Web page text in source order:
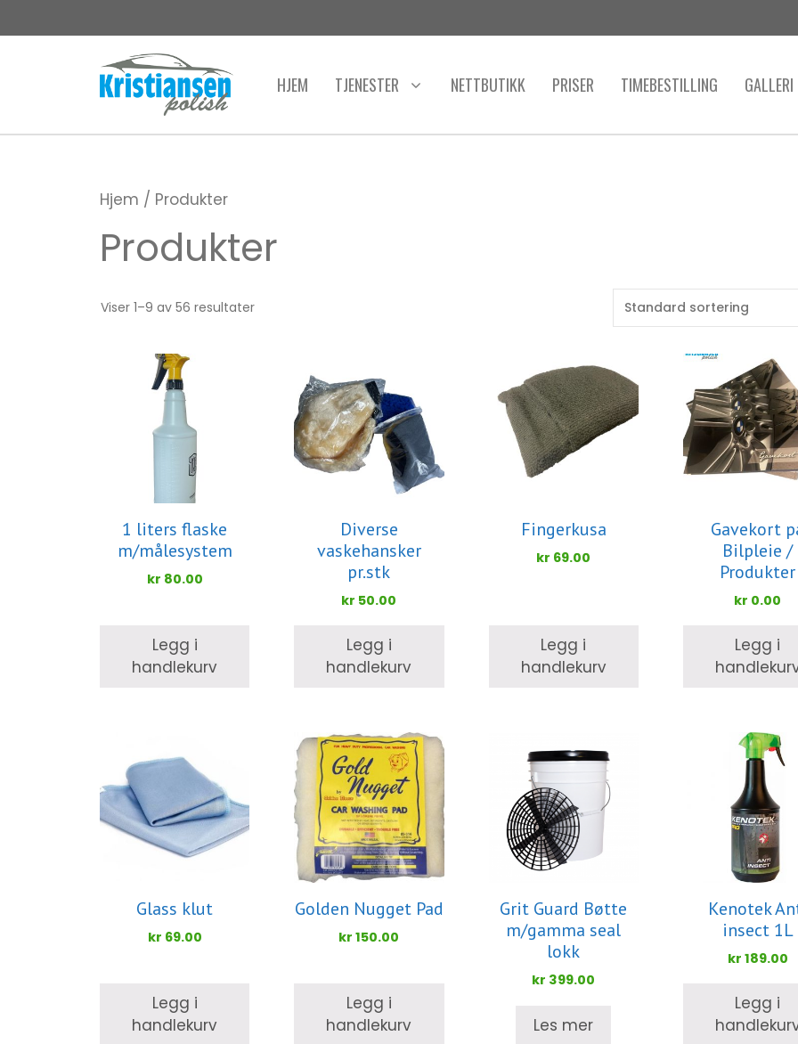
til
HJEM TJENESTER NETTBUTIKK PRISER TIMEBESTILLING GALLERI
Hjem / Produkter
Produkter
Viser 1–9 av 56 resultater
1 liters flaske
m/målesystem
kr 80.00
Legg i
handlekurv
Diverse
vaskehansker
pr.stk
kr 50.00
Legg i
handlekurv
Fingerkusa
kr 69.00
Legg i
handlekurv
Gavekort
Bilpleie /
Produkter
kr 0.00
Legg i
Glass klut
kr 69.00
Legg i
handlekurv
Golden Nugget Pad
kr 150.00
Legg i
handlekurv
Grit Guard Bøtte
m/gamma seal
lokk
kr 399.00
Les mer
Kenotek
insect 1L
kr 189.00
Legg i